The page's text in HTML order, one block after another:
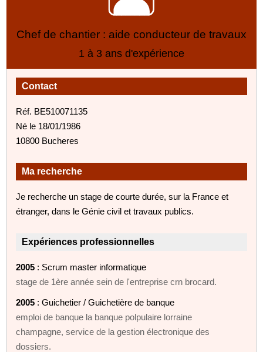
Chef de chantier : aide conducteur de travaux
1 à 3 ans d'expérience
Contact
Réf. BE510071135
Né le 18/01/1986
10800 Bucheres
Ma recherche
Je recherche un stage de courte durée, sur la France et
étranger, dans le Génie civil et travaux publics.
Expériences professionnelles
2005 : Scrum master informatique
stage de 1ère année sein de l'entreprise crn brocard.
2005 : Guichetier / Guichetière de banque
emploi de banque la banque polpulaire lorraine
champagne, service de la gestion électronique des
dossiers.